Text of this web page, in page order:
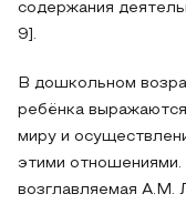
содержания
9].
В дошкольном
ребёнка
миру и
этими отношениями.
возглавляемая А.М.